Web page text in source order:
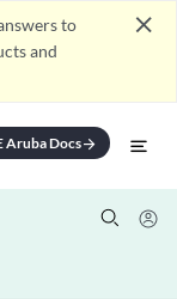
to
and
close
Aruba Docsarrow_forward